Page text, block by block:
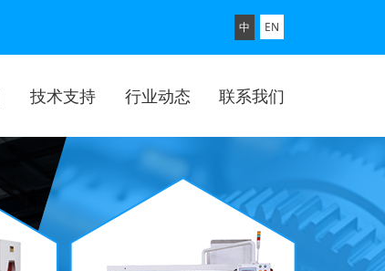
中 EN
技术支持 行业动态 联系我们